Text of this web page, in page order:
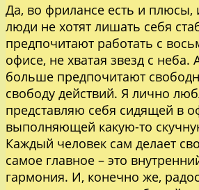
Да, во фрилансе есть и
люди не хотят лишать себя
предпочитают работать с
офисе, не хватая звезд с неба.
больше предпочитают
свободу действий. Я лично
представляю себя сидящей в
выполняющей какую-то
Каждый человек сам делает
самое главное – это
гармония. И, конечно же,